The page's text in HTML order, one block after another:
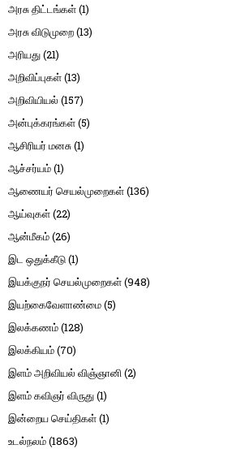
அரசு திட்டங்கள்(1)
அரசு விடுமுறை(13)
அரியது(21)
அறிவிப்புகள்(13)
அறிவியியல் (157)
அன்புக்கரங்கள்(5)
ஆசிரியர் மனசு(1)
ஆச்சர்யம்(1)
ஆணையர் செயல்முறைகள்(136)
ஆய்வுகள்(22)
ஆன்மீகம்(26)
இட ஒதுக்கீடு(1)
இயக்குநர் செயல்முறைகள்(948)
இயற்கைவேளாண்மை(5)
இலக்கணம்(128)
இலக்கியம்(70)
இளம் அறிவியல் விஞ்ஞானி(2)
இளம் கவிஞர் விருது(1)
இன்றைய செய்திகள்(1)
உடல்நலம்(1863)